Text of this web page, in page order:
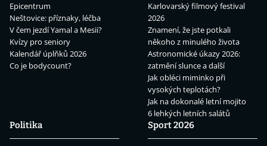
Epicentrum
Neštovice: příznaky, léčba
V čem jezdí Yamal a Mesii?
Kvízy pro seniory
Kalendář úplňků 2026
Co je bodycount?
Karlovarský filmový festival
2026
Znamení, že jste potkali
někoho z minulého života
Astronomické úkazy 2026:
zatmění slunce a další
Jak obléci miminko při
vysokých teplotách?
Jak na dokonalé letní mojito
6 lehkých letních salátů
Politika
Sport 2026